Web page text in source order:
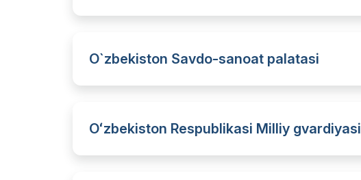
O`zbekiston Savdo-sanoat palatasi
Oʻzbekiston Respublikasi Milliy gvardiyasi